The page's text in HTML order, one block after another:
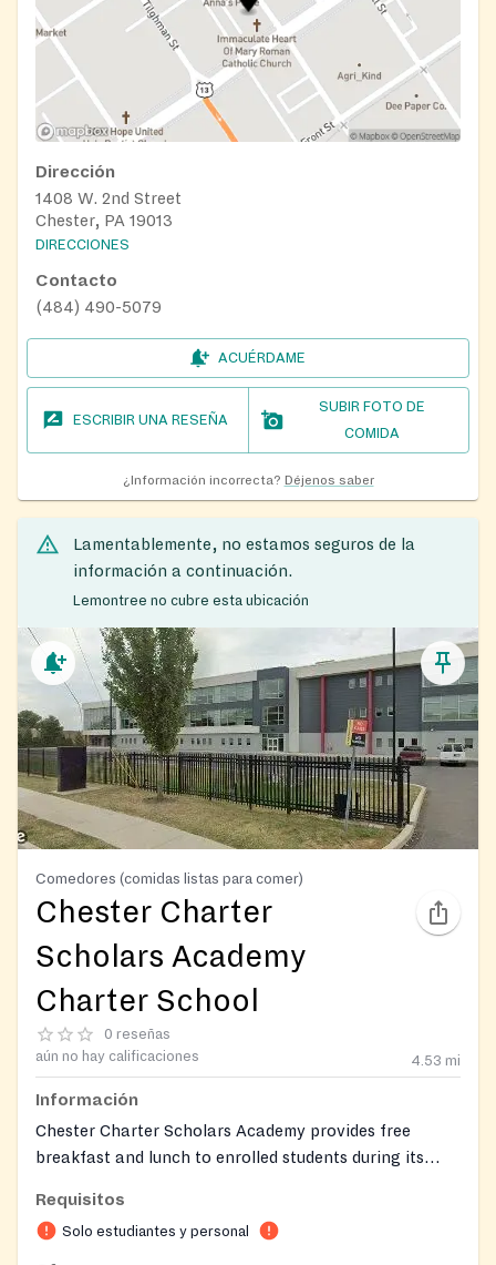
Dirección
1408 W. 2nd Street
Chester, PA 19013
DIRECCIONES
Contacto
(484) 490-5079
ACUÉRDAME
ESCRIBIR UNA RESEÑA
SUBIR FOTO DE
COMIDA
¿Información incorrecta? Déjenos saber
Lamentablemente, no estamos seguros de la
información a continuación.
Lemontree no cubre esta ubicación
Comedores (comidas listas para comer)
Chester Charter
Scholars Academy
Charter School
0 reseñas
aún no hay calificaciones
4.53 mi
Información
Chester Charter Scholars Academy provides free
breakfast and lunch to enrolled students during its
Culinary Group and are served on-site at the school.
The school participates in federal child nutrition
Requisitos
Solo estudiantes y personal